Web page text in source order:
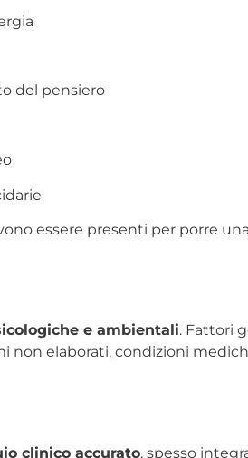
del pensiero
essere presenti per porre
e ambientali. Fattori
non elaborati, condizioni
clinico accurato, spesso